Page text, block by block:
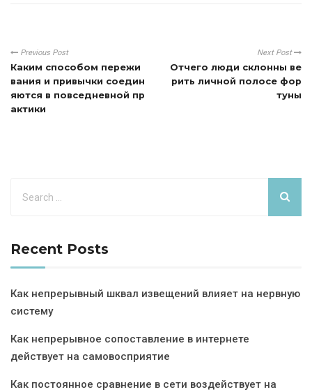
Previous Post
Каким способом пережи
вания и привычки соедин
яются в повседневной пр
актики
Next Post
Отчего люди склонны ве
рить личной полосе фор
туны
Recent Posts
Как непрерывный шквал извещений влияет на нервную
систему
Как непрерывное сопоставление в интернете
действует на самовосприятие
Как постоянное сравнение в сети воздействует на